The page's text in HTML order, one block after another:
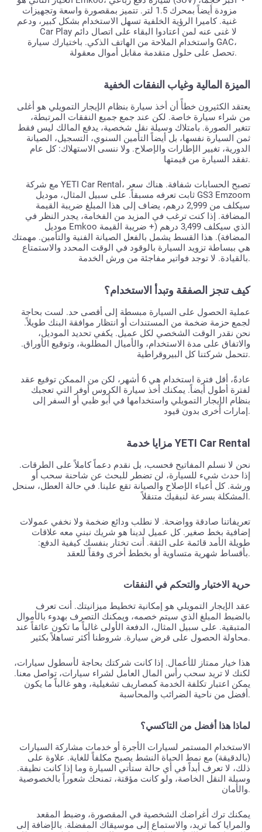
مزودة أيضاً بمحرك 1.5 لتر. تتميز بمقصورة واسعة وتجهيزات
غنية. كاميرا الرؤية الخلفية تسهل الاستخدام بشكل كبير، ودعم
Car Play لا غنى عنه لمن اعتادوا البقاء على اتصال دائم
واستخدام الملاحة من الهاتف الذكي. باختيارك سيارة GAC،
تحصل على حلول متقدمة مقابل أموال معقولة.
الميزة المالية وغياب النفقات الخفية
يعتقد الكثيرون خطأً أن أخذ سيارة بنظام الإيجار التمويلي هو أغلى
من شراء سيارة خاصة. لكن عند جمع جميع النفقات المرتبطة،
تتغير الصورة. بامتلاك وسيلة نقل شخصية، يدفع المالك ليس فقط
ثمن السيارة نفسها، بل أيضاً التأمين السنوي، التسجيل، الصيانة
الدورية، تغيير الإطارات والإصلاح. ولا ننسى الاستهلاك: كل عام
تفقد السيارة من قيمتها.
مع شركة YETI Car Rental، تصبح الحسابات شفافة. هناك سعر
ثابت تعرفه مسبقاً. على سبيل المثال، موديل GS3 Emzoom
سيكلف من 2,999 درهم، يضاف إلى هذا المبلغ ضريبة القيمة
المضافة. إذا كنت ترغب في المزيد من الفخامة، يجدر النظر في
موديل Emkoo الذي سيكلف 3,499 درهم (+ ضريبة القيمة
المضافة). هذا القسط يشمل بالفعل الصيانة الفنية والتأمين. مهمتك
هي ببساطة تزويد السيارة بالوقود في الوقت المحدد والاستمتاع
بالقيادة. لا توجد فواتير مفاجئة من ورش الخدمة.
كيف تنجز الصفقة وتبدأ الاستخدام؟
عملية الحصول على السيارة مبسطة إلى أقصى حد. لست بحاجة
لجمع حزمة ضخمة من المستندات أو انتظار موافقة البنك طويلاً.
نحن نقدر الوقت الشخصي لكل عميل. يكفي تحديد الموديل،
والاتفاق على مدة الاستخدام، والأميال المطلوبة، وتوقيع الأوراق.
تتحمل شركتنا كل البيروقراطية.
عادةً، أقل فترة استخدام هي 6 أشهر، لكن من الممكن توقيع عقد
لفترة أطول أيضاً. يمكنك أخذ سيارة الكروس أوفر التي تعجبك
بنظام الإيجار التمويلي واستخدامها في أبو ظبي أو السفر إلى
إمارات أخرى بدون قيود.
مزايا خدمة YETI Car Rental
نحن لا نسلم المفاتيح فحسب، بل نقدم دعماً كاملاً على الطرقات.
إذا حدث شيء للسيارة، لن تضطر للبحث عن شاحنة سحب أو
ورشة. كل أعباء الإصلاح والصيانة تقع علينا. في حالة العطل، سنحل
المشكلة بسرعة لنبقيك متنقلاً.
تعريفاتنا صادقة وواضحة. لا نطلب ودائع ضخمة ولا نخفي عمولات
إضافية بخط صغير. كل عميل لدينا هو شريك نبني معه علاقات
طويلة الأمد قائمة على الثقة. أنت تختار بنفسك كيفية الدفع:
بأقساط شهرية متساوية أو بخطط أخرى وفقاً للعقد.
حرية الاختيار والتحكم في النفقات
عقد الإيجار التمويلي هو إمكانية تخطيط ميزانيتك. أنت تعرف
بالضبط المبلغ الذي سيتم خصمه، ويمكنك التصرف بهدوء بالأموال
المتبقية. على سبيل المثال، الدفعة الأولى غالباً ما تكون عائقاً عند
محاولة الحصول على قرض سيارة. شروطنا أكثر تساهلاً بكثير.
هذا خيار ممتاز للأعمال. إذا كانت شركتك بحاجة لأسطول سيارات،
لكنك لا تريد سحب رأس المال العامل لشراء سيارات، تواصل معنا.
يمكن اعتبار تكلفة الخدمة كمصاريف تشغيلية، وهو غالباً ما يكون
أفضل من ناحية الضرائب والمحاسبة.
لماذا هذا أفضل من التاكسي؟
الاستخدام المستمر لسيارات الأجرة أو خدمات مشاركة السيارات
(بالدقيقة) مع نمط الحياة النشط يصبح مكلفاً للغاية. علاوة على
ذلك، لا تعرف أبداً في أي حالة ستأتي السيارة وما إذا كانت نظيفة.
وسيلة النقل الخاصة، ولو كانت مؤقتة، تمنحك شعوراً بالخصوصية
والأمان.
يمكنك ترك أغراضك الشخصية في المقصورة، وضبط المقعد
والمرايا كما تريد، والاستماع إلى موسيقاك المفضلة. بالإضافة إلى